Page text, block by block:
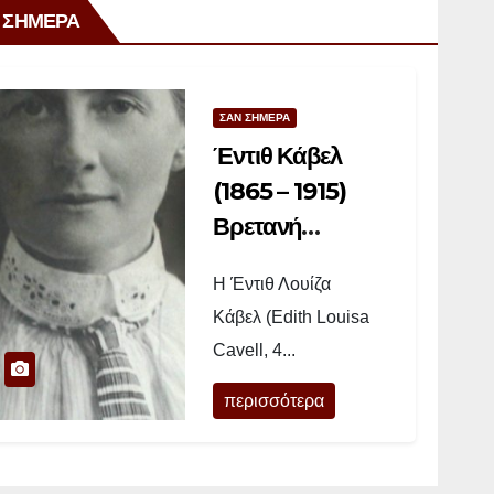
ΣΑΝ ΣΗΜΕΡΑ
Έντιθ Κάβελ
(1865 – 1915)
Βρετανή
Η Έντιθ Λουίζα
Κάβελ (Edith Louisa
Cavell, 4...
περισσότερα